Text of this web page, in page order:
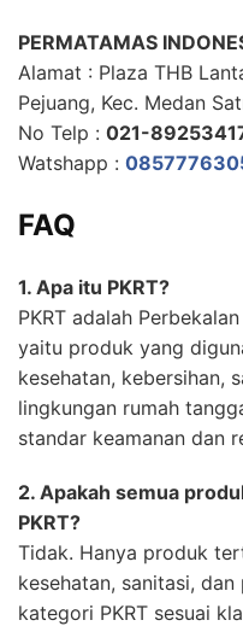
PERMATAMAS
Alamat : Plaza THB
Pejuang, Kec. Medan
No Telp : 021-
Watshapp :
FAQ
1. Apa itu PKRT?
PKRT adalah
yaitu produk yang
kesehatan, kebersihan,
lingkungan rumah
standar keamanan dan
2. Apakah semua
PKRT?
Tidak. Hanya produk
kesehatan, sanitasi,
kategori PKRT sesuai